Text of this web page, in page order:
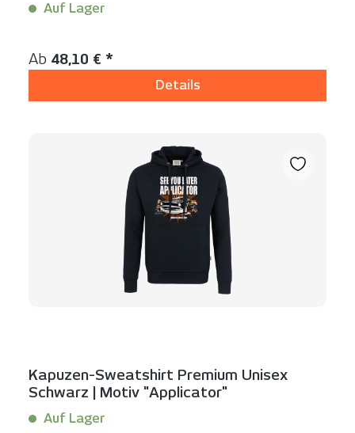
Auf Lager
Regulärer Preis:
Ab 48,10 € *
Details
Kapuzen-Sweatshirt Premium Unisex
Schwarz | Motiv "Applicator"
Auf Lager